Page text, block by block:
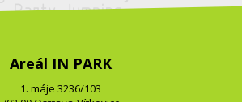
Areál IN PARK
1. máje 3236/103